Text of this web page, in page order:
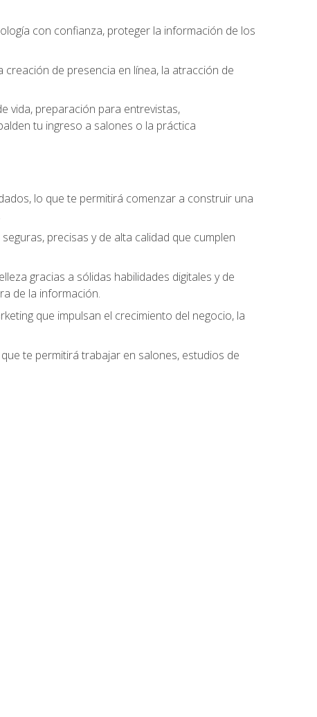
con confianza, proteger la información de los
de presencia en línea, la atracción de
vida, preparación para entrevistas,
tu ingreso a salones o la práctica
lo que te permitirá comenzar a construir una
precisas y de alta calidad que cumplen
gracias a sólidas habilidades digitales y de
de la información.
que impulsan el crecimiento del negocio, la
te permitirá trabajar en salones, estudios de